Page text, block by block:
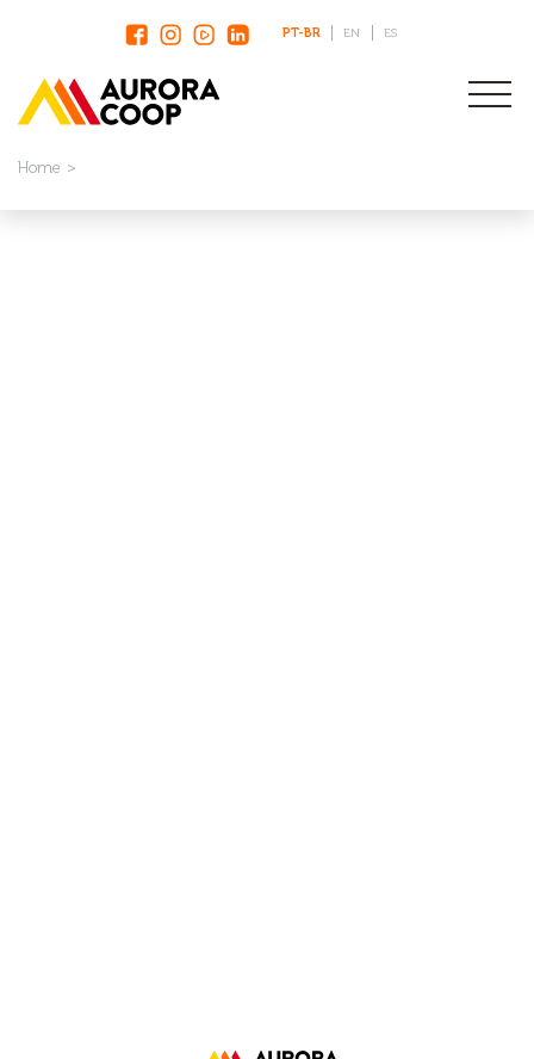
PT-BR EN ES
Home